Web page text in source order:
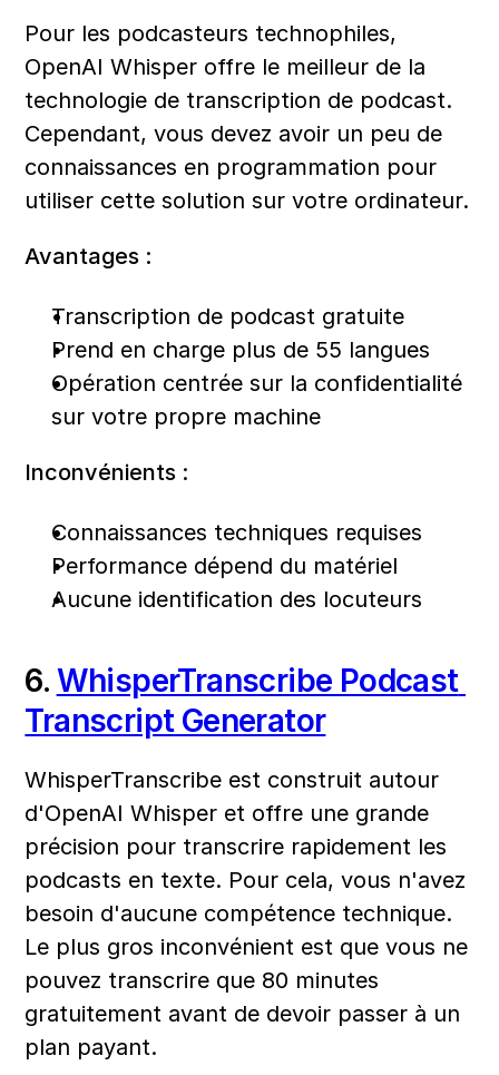
Pour les podcasteurs technophiles,
OpenAI Whisper offre le meilleur de la
technologie de transcription de podcast.
Cependant, vous devez avoir un peu de
connaissances en programmation pour
utiliser cette solution sur votre ordinateur.
Avantages :
Transcription de podcast gratuite
Prend en charge plus de 55 langues
Opération centrée sur la confidentialité
sur votre propre machine
Inconvénients :
Connaissances techniques requises
Performance dépend du matériel
Aucune identification des locuteurs
6. WhisperTranscribe Podcast
Transcript Generator
WhisperTranscribe est construit autour
d'OpenAI Whisper et offre une grande
précision pour transcrire rapidement les
podcasts en texte. Pour cela, vous n'avez
besoin d'aucune compétence technique.
Le plus gros inconvénient est que vous ne
pouvez transcrire que 80 minutes
gratuitement avant de devoir passer à un
plan payant.